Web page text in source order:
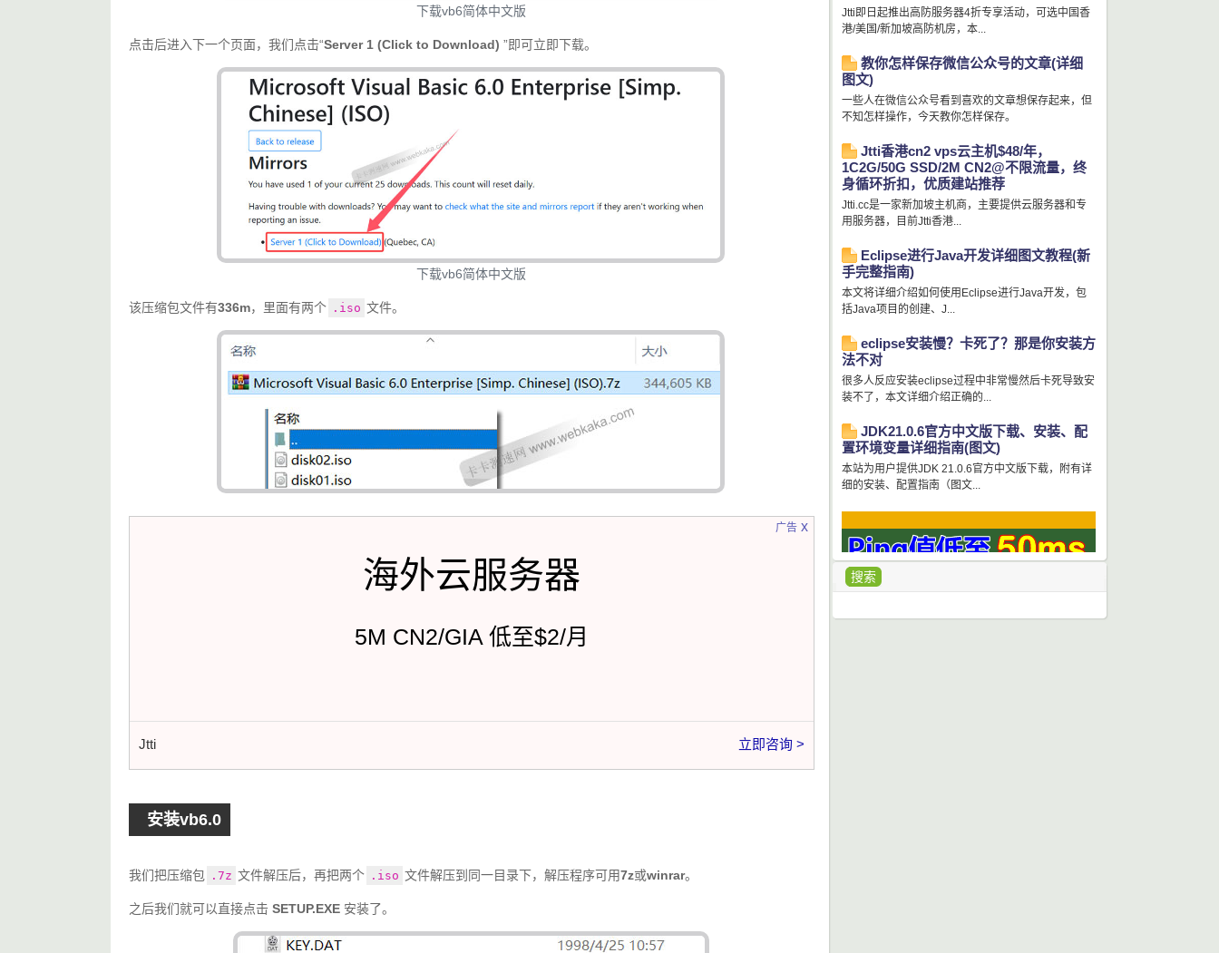
Jtti即日起推出高防服务器4折专享活动，可选中国香
港/美国/新加坡高防机房，本...
教你怎样保存微信公众号的文章(详细
图文)
一些人在微信公众号看到喜欢的文章想保存起来，但
不知怎样操作，今天教你怎样保存。
Jtti香港cn2 vps云主机$48/年，
1C2G/50G SSD/2M CN2@不限流量，终
身循环折扣，优质建站推荐
Jtti.cc是一家新加坡主机商，主要提供云服务器和专
用服务器，目前Jtti香港...
Eclipse进行Java开发详细图文教程(新
手完整指南)
本文将详细介绍如何使用Eclipse进行Java开发，包
括Java项目的创建、J...
eclipse安装慢？卡死了？那是你安装方
法不对
很多人反应安装eclipse过程中非常慢然后卡死导致安
装不了，本文详细介绍正确的...
JDK21.0.6官方中文版下载、安装、配
置环境变量详细指南(图文)
本站为用户提供JDK 21.0.6官方中文版下载，附有详
细的安装、配置指南（图文...
搜索
下载vb6简体中文版
点击后进入下一个页面，我们点击“Server 1 (Click to Download) ”即可立即下载。
下载vb6简体中文版
该压缩包文件有336m，里面有两个 .iso 文件。
广告
海外云服务器
5M CN2/GIA 低至$2/月
Jtti 立即咨询 >
x
安装vb6.0
我们把压缩包 .7z 文件解压后，再把两个 .iso 文件解压到同一目录下，解压程序可用7z或winrar。
之后我们就可以直接点击 SETUP.EXE 安装了。